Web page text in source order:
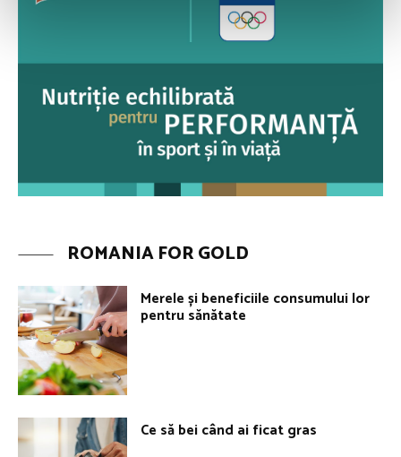
ROMANIA FOR GOLD
Merele și beneficiile consumului lor
pentru sănătate
Ce să bei când ai ficat gras